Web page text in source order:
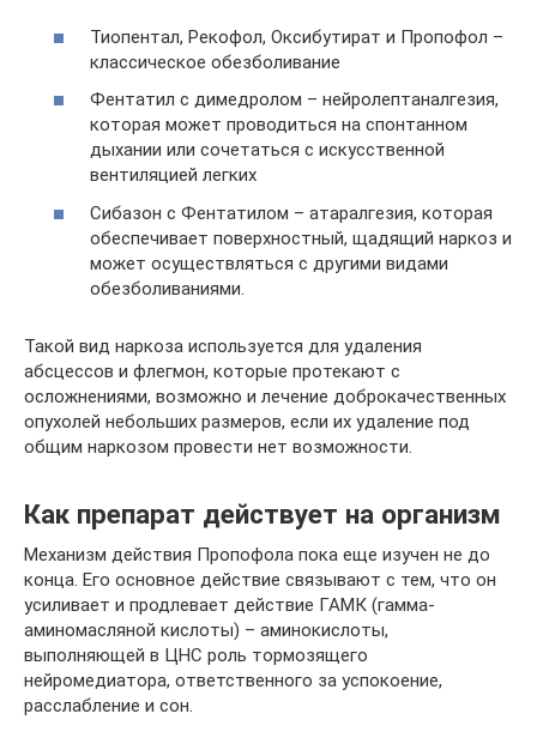
Тиопентал, Рекофол, Оксибутират и Пропофол –
классическое обезболивание
Фентатил с димедролом – нейролептаналгезия,
которая может проводиться на спонтанном
дыхании или сочетаться с искусственной
вентиляцией легких
Сибазон с Фентатилом – атаралгезия, которая
обеспечивает поверхностный, щадящий наркоз и
может осуществляться с другими видами
обезболиваниями.
Такой вид наркоза используется для удаления
абсцессов и флегмон, которые протекают с
осложнениями, возможно и лечение доброкачественных
опухолей небольших размеров, если их удаление под
общим наркозом провести нет возможности.
Как препарат действует на организм
Механизм действия Пропофола пока еще изучен не до
конца. Его основное действие связывают с тем, что он
усиливает и продлевает действие ГАМК (гамма-
аминомасляной кислоты) – аминокислоты,
выполняющей в ЦНС роль тормозящего
нейромедиатора, ответственного за успокоение,
расслабление и сон.